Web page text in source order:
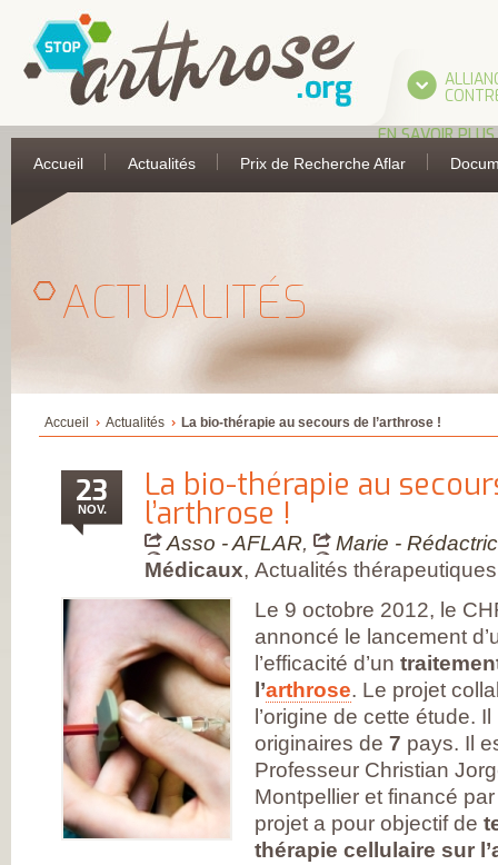
EN SAVOIR PLUS
L’ALLIANCE
UNE INITIATIVE
DES MÉDECINS
COMITÉ
D’ÉDUCATION
PHARMACIE
COFEMER
ENSEIGNANTS
MÉDECINE
ET DE
RÉADAPTATION
CONSEIL
DES
THERMAUX
FRANCE
RHUMATISMES
CONSEIL
DE L’ORDRE DES
MASSEURS-
INSTITUT UPSA
LA DOULEUR
ORDRE
DES PÉDICURES-
PODOLOGUES
SOCIÉTÉ
Accueil Actualités Prix de Recherche Aflar
ACTUALITÉS
Accueil Actualités La bio-thérapie au secours de l’arthrose !
23
NOV.
La bio-thérapie au
l’arthrose !
Asso - AFLAR,
Marie -
Médicaux, Actualités thérapeutiques
Le 9 octobre 2012, le
annoncé le lancement
l’efficacité d’un
l’arthrose. Le projet
l’origine de cette étude.
originaires de 7 pays. Il
Professeur Christian
Montpellier et financé
projet a pour objectif de
thérapie cellulaire sur